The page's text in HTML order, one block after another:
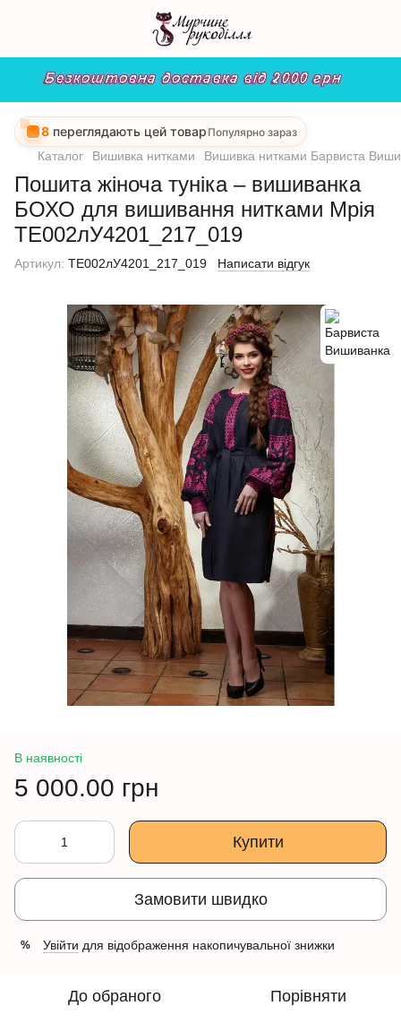
8 переглядають цей товар Популярно зараз
Каталог Вишивка нитками Вишивка нитками Барвиста
Пошита жіноча туніка – вишиванка
БОХО для вишивання нитками Мрія
ТЕ002лУ4201_217_019
Артикул: ТЕ002лУ4201_217_019 Написати відгук
В наявності
5 000.00 грн
Купити
Замовити швидко
% Увійти для відображення накопичувальної знижки
До обраного Порівняти